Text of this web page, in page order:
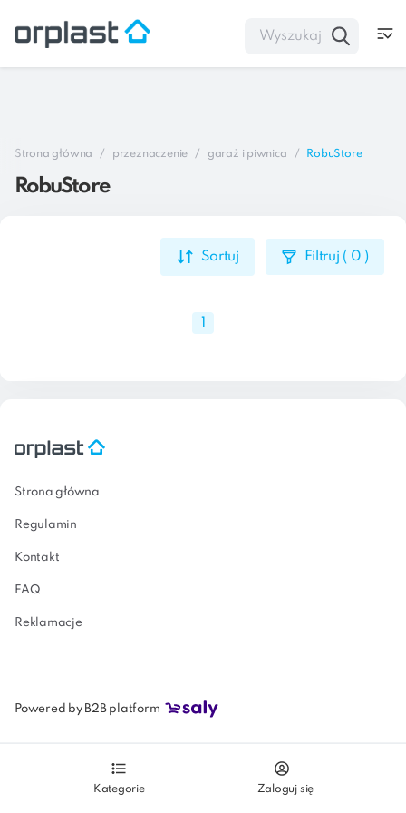
Kategorie Zaloguj się
Strona główna przeznaczenie garaż i piwnica RobuStore
RobuStore
Sortuj Filtruj ( 0 )
Strona główna
Regulamin
Kontakt
FAQ
Reklamacje
Powered by B2B platform